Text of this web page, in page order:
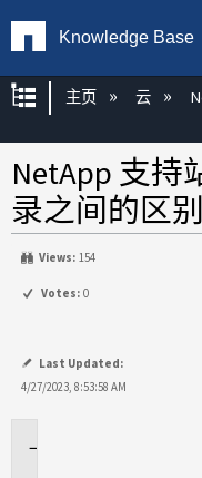
Knowledge Base
扩展/隐缩全
主页 云
NetApp 支持
录之间的区别
Views: 154
Votes: 0
Last Updated:
4/27/2023, 8:53:58 AM